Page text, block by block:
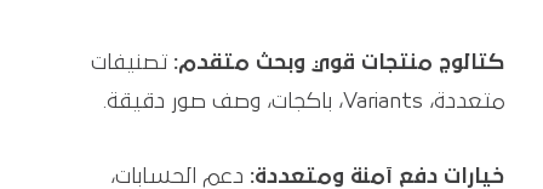
كتالوج منتجات قوي وبحث متقدم: تصنيفات
متعددة، Variants، باكجات، وصف صور دقيقة.
خيارات دفع آمنة ومتعددة: دعم الحسابات،